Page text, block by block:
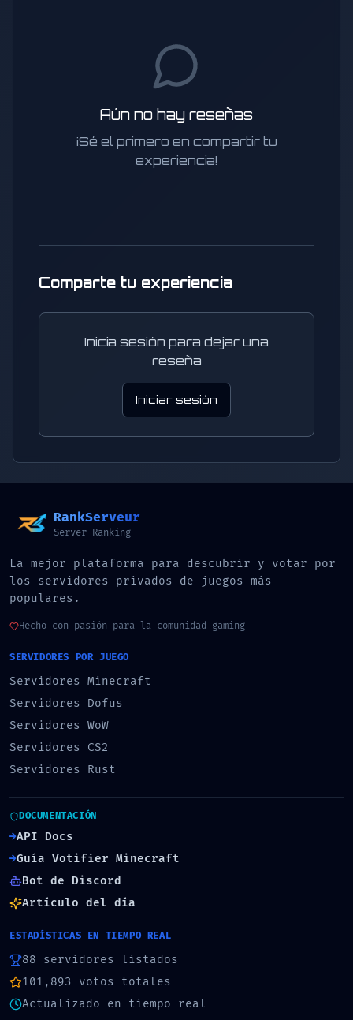
Aún no hay reseñas
¡Sé el primero en compartir tu
experiencia!
Comparte tu experiencia
Inicia sesión para dejar una
reseña
Iniciar sesión
RankServeur
Server Ranking
La mejor plataforma para descubrir y votar por
los servidores privados de juegos más
populares.
Hecho con pasión para la comunidad gaming
SERVIDORES POR JUEGO
Servidores Minecraft
Servidores Dofus
Servidores WoW
Servidores CS2
Servidores Rust
DOCUMENTACIÓN
→API Docs
→Guía Votifier Minecraft
Bot de Discord
Artículo del día
ESTADÍSTICAS EN TIEMPO REAL
88
servidores listados
101,893
votos totales
Actualizado en tiempo real